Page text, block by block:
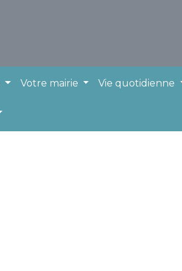
Votre mairie Vie quotidienne